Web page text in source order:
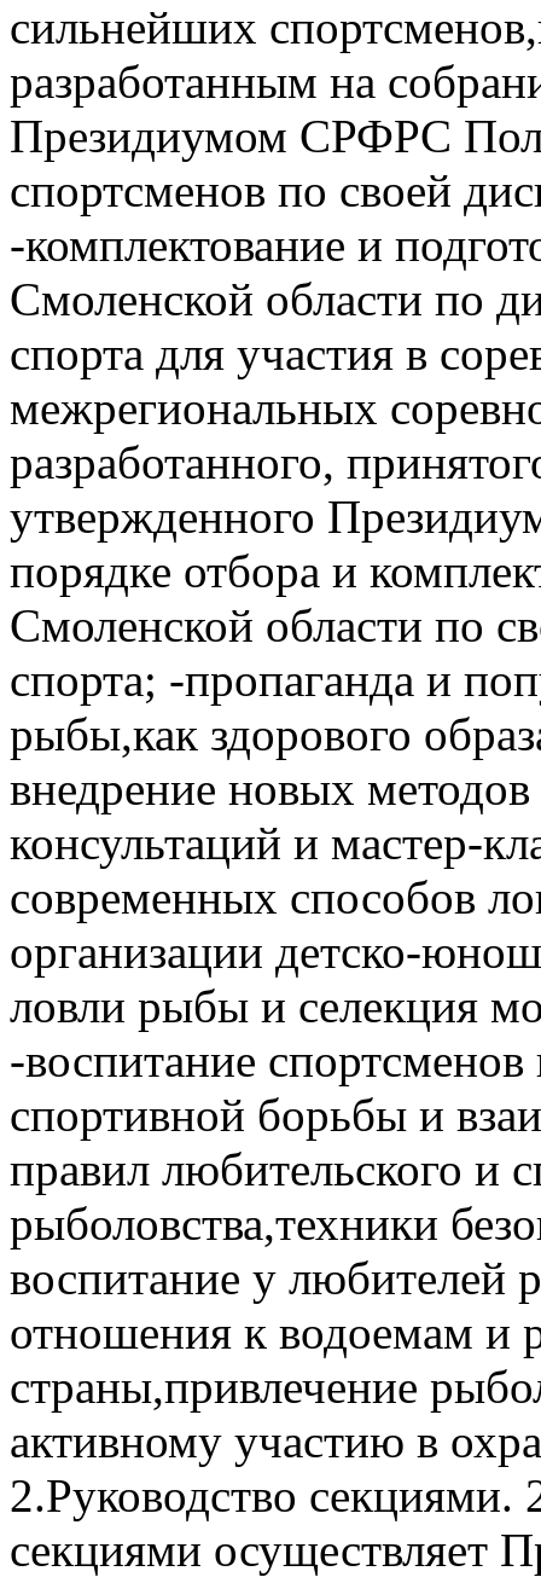
сильнейших
разработанным на
Президиумом СРФРС
спортсменов по своей
-комплектование и
Смоленской области по
спорта для участия в
межрегиональных
разработанного,
утвержденного
порядке отбора и
Смоленской области по
спорта; -пропаганда и
рыбы,как здорового
внедрение новых
консультаций и мастер-
современных способов
организации детско-
ловли рыбы и селекция
-воспитание
спортивной борьбы и
правил любительского и
рыболовства,техники
воспитание у любителей
отношения к водоемам и
страны,привлечение
активному участию в
2.Руководство секциями.
секциями осуществляет